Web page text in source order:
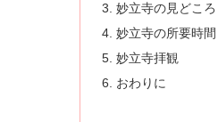
妙立寺の見どころ
妙立寺の所要時間
妙立寺拝観
おわりに